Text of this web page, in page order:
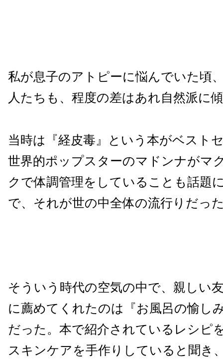
私が息子のアトピーに悩んでいた頃
人たちも、程度の差はあれ自然派に
当時は『経皮毒』という本がベスト
世界的ポップスターのマドンナがマ
クで体調管理をしていることも話題
で、それが世の中全体の流行りだっ
そういう時代の空気の中で、親しい
に薦めてくれたのは『お風呂の愉し
だった。本で紹介されているレシピ
スキンケアを手作りしていると聞き